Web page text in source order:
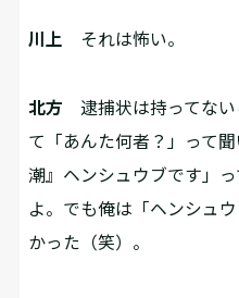
川上 それは怖い。
北方 逮捕状は持ってない
て「あんた何者？」って
潮』ヘンシュウブです」
よ。でも俺は「ヘンシュ
かった（笑）。